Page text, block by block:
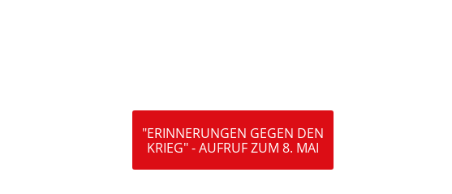
"ERINNERUNGEN GEGEN DEN
KRIEG" - AUFRUF ZUM 8. MAI